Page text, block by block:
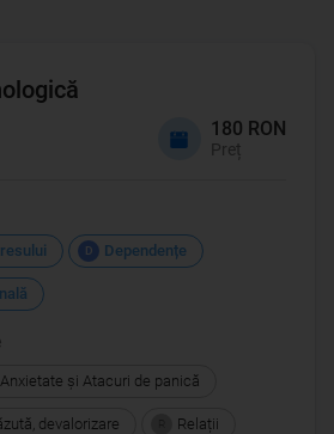
180 RON
Preț
D Dependențe
Anxietate şi Atacuri de panică
devalorizare Relații